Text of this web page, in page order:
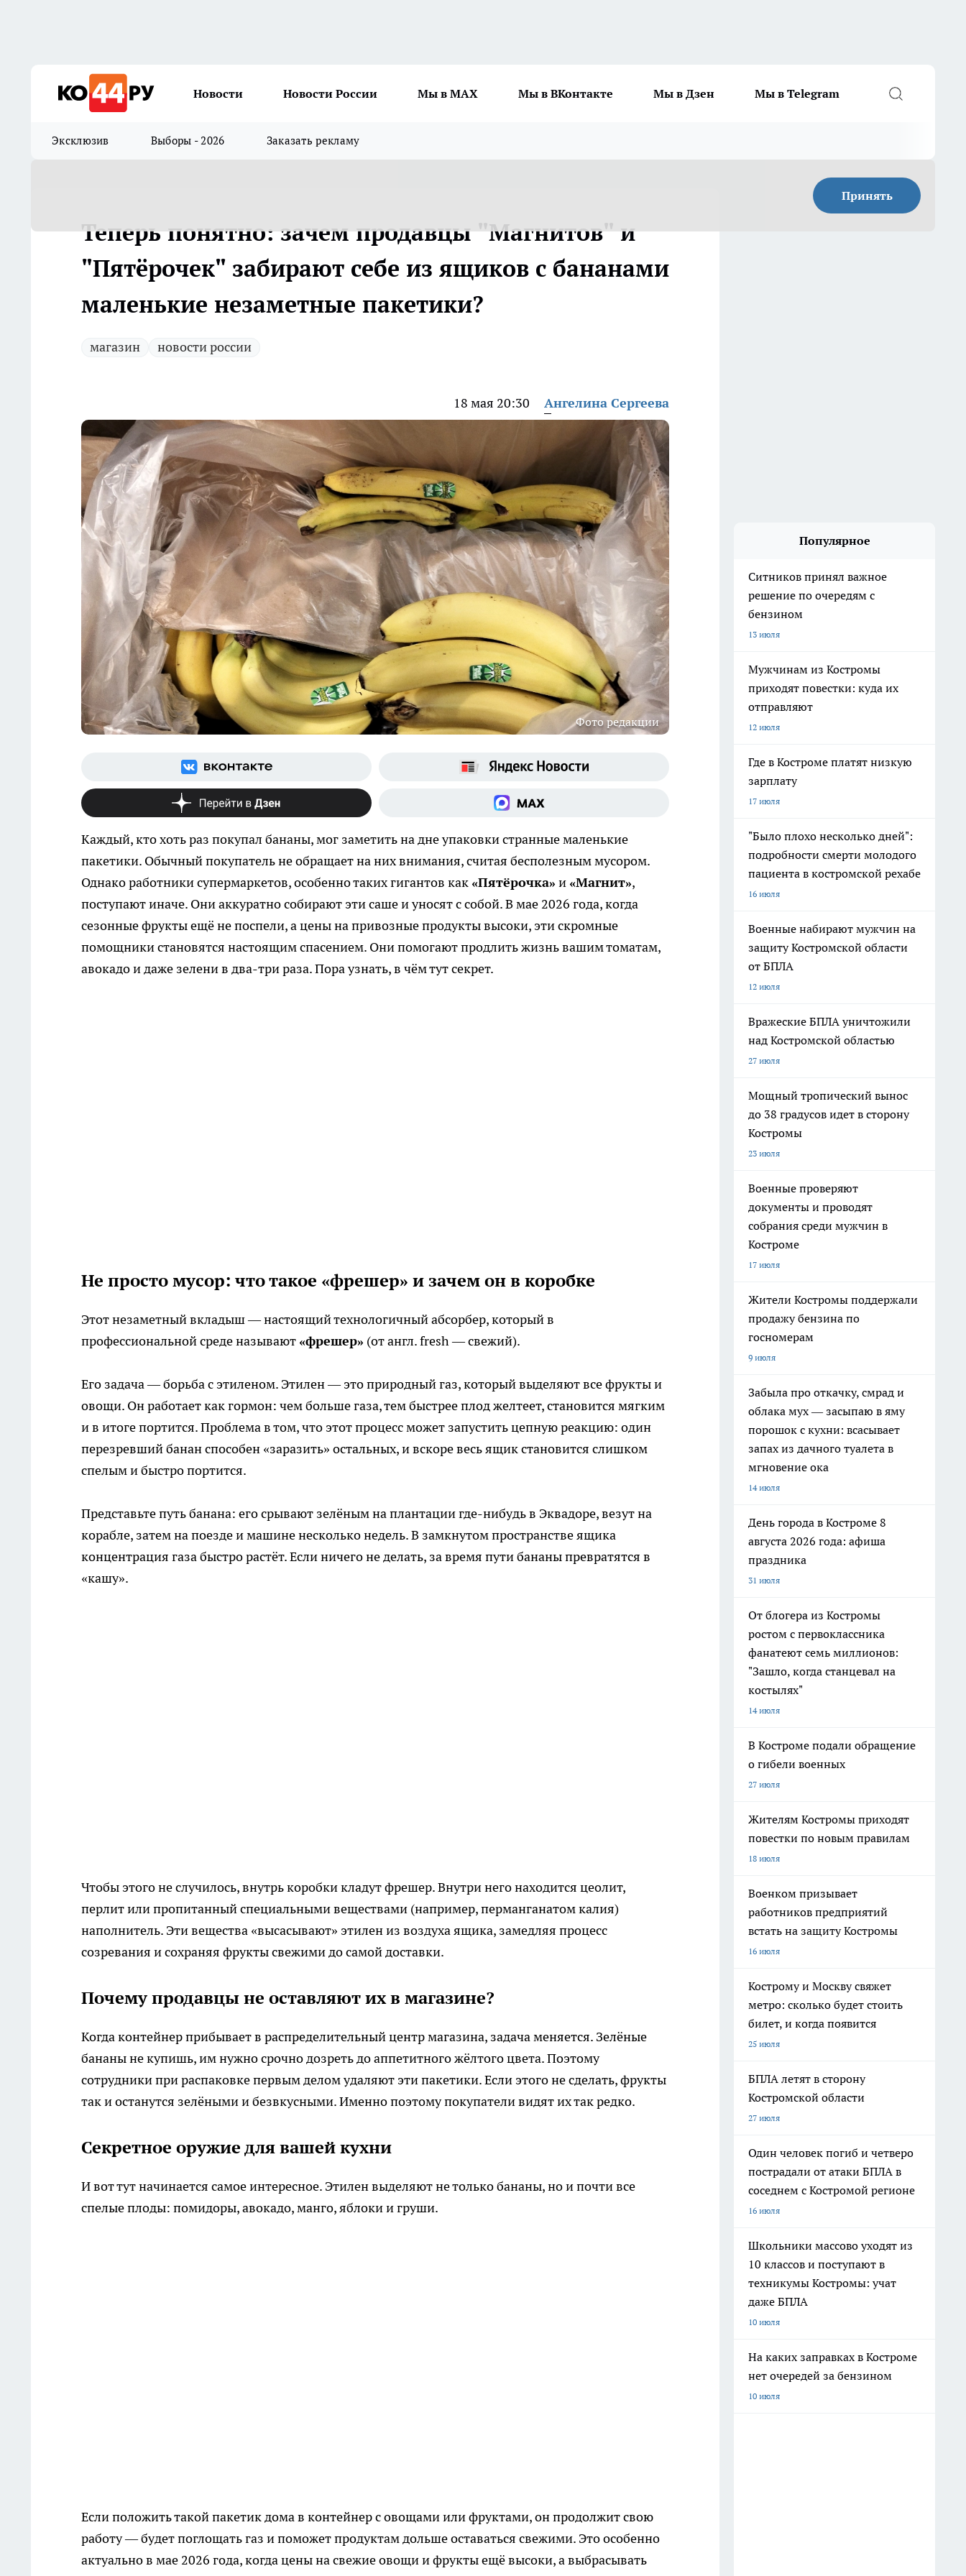
Новости Новости России Мы в MAX Мы в ВКонтакте Мы в Дзен Мы в Telegram
Эксклюзив Выборы - 2026 Заказать рекламу
Принять
Теперь понятно: зачем продавцы "Магнитов" и
"Пятёрочек" забирают себе из ящиков с бананами
маленькие незаметные пакетики?
магазин новости россии
18 мая 20:30 Ангелина Сергеева
Фото редакции
Каждый, кто хоть раз покупал бананы, мог заметить на дне упаковки странные маленькие
пакетики. Обычный покупатель не обращает на них внимания, считая бесполезным мусором.
Однако работники супермаркетов, особенно таких гигантов как «Пятёрочка» и «Магнит»,
поступают иначе. Они аккуратно собирают эти саше и уносят с собой. В мае 2026 года, когда
сезонные фрукты ещё не поспели, а цены на привозные продукты высоки, эти скромные
помощники становятся настоящим спасением. Они помогают продлить жизнь вашим томатам,
авокадо и даже зелени в два-три раза. Пора узнать, в чём тут секрет.
Не просто мусор: что такое «фрешер» и зачем он в коробке
Этот незаметный вкладыш — настоящий технологичный абсорбер, который в
профессиональной среде называют «фрешер» (от англ. fresh — свежий).
Его задача — борьба с этиленом. Этилен — это природный газ, который выделяют все фрукты и
овощи. Он работает как гормон: чем больше газа, тем быстрее плод желтеет, становится мягким
и в итоге портится. Проблема в том, что этот процесс может запустить цепную реакцию: один
перезревший банан способен «заразить» остальных, и вскоре весь ящик становится слишком
спелым и быстро портится.
Представьте путь банана: его срывают зелёным на плантации где-нибудь в Эквадоре, везут на
корабле, затем на поезде и машине несколько недель. В замкнутом пространстве ящика
концентрация газа быстро растёт. Если ничего не делать, за время пути бананы превратятся в
«кашу».
Чтобы этого не случилось, внутрь коробки кладут фрешер. Внутри него находится цеолит,
перлит или пропитанный специальными веществами (например, перманганатом калия)
наполнитель. Эти вещества «высасывают» этилен из воздуха ящика, замедляя процесс
созревания и сохраняя фрукты свежими до самой доставки.
Почему продавцы не оставляют их в магазине?
Когда контейнер прибывает в распределительный центр магазина, задача меняется. Зелёные
бананы не купишь, им нужно срочно дозреть до аппетитного жёлтого цвета. Поэтому
сотрудники при распаковке первым делом удаляют эти пакетики. Если этого не сделать, фрукты
так и останутся зелёными и безвкусными. Именно поэтому покупатели видят их так редко.
Секретное оружие для вашей кухни
И вот тут начинается самое интересное. Этилен выделяют не только бананы, но и почти все
спелые плоды: помидоры, авокадо, манго, яблоки и груши.
Если положить такой пакетик дома в контейнер с овощами или фруктами, он продолжит свою
работу — будет поглощать газ и поможет продуктам дольше оставаться свежими. Это особенно
актуально в мае 2026 года, когда цены на свежие овощи и фрукты ещё высоки, а выбрасывать
Популярное
Ситников принял важное
решение по очередям с
бензином
13 июля
Мужчинам из Костромы
приходят повестки: куда их
отправляют
12 июля
Где в Костроме платят низкую
зарплату
17 июля
"Было плохо несколько дней":
подробности смерти молодого
пациента в костромской рехабе
16 июля
Военные набирают мужчин на
защиту Костромской области
от БПЛА
12 июля
Вражеские БПЛА уничтожили
над Костромской областью
27 июля
Мощный тропический вынос
до 38 градусов идет в сторону
Костромы
23 июля
Военные проверяют
документы и проводят
собрания среди мужчин в
Костроме
17 июля
Жители Костромы поддержали
продажу бензина по
госномерам
9 июля
Забыла про откачку, смрад и
облака мух — засыпаю в яму
порошок с кухни: всасывает
запах из дачного туалета в
мгновение ока
14 июля
День города в Костроме 8
августа 2026 года: афиша
праздника
31 июля
От блогера из Костромы
ростом с первоклассника
фанатеют семь миллионов:
"Зашло, когда станцевал на
костылях"
14 июля
В Костроме подали обращение
о гибели военных
27 июля
Жителям Костромы приходят
повестки по новым правилам
18 июля
Военком призывает
работников предприятий
встать на защиту Костромы
16 июля
Кострому и Москву свяжет
метро: сколько будет стоить
билет, и когда появится
25 июля
БПЛА летят в сторону
Костромской области
27 июля
Один человек погиб и четверо
пострадали от атаки БПЛА в
соседнем с Костромой регионе
16 июля
Школьники массово уходят из
10 классов и поступают в
техникумы Костромы: учат
даже БПЛА
10 июля
На каких заправках в Костроме
нет очередей за бензином
10 июля